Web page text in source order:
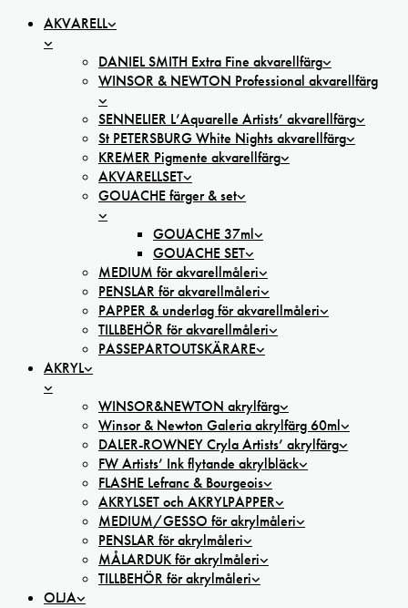
AKVARELL
DANIEL SMITH Extra Fine akvarellfärg
WINSOR & NEWTON Professional akvarellfärg
SENNELIER L’Aquarelle Artists’ akvarellfärg
St PETERSBURG White Nights akvarellfärg
KREMER Pigmente akvarellfärg
AKVARELLSET
GOUACHE färger & set
GOUACHE 37ml
GOUACHE SET
MEDIUM för akvarellmåleri
PENSLAR för akvarellmåleri
PAPPER & underlag för akvarellmåleri
TILLBEHÖR för akvarellmåleri
PASSEPARTOUTSKÄRARE
AKRYL
WINSOR&NEWTON akrylfärg
Winsor & Newton Galeria akrylfärg 60ml
DALER-ROWNEY Cryla Artists’ akrylfärg
FW Artists’ Ink flytande akrylbläck
FLASHE Lefranc & Bourgeois
AKRYLSET och AKRYLPAPPER
MEDIUM/GESSO för akrylmåleri
PENSLAR för akrylmåleri
MÅLARDUK för akrylmåleri
TILLBEHÖR för akrylmåleri
OLJA